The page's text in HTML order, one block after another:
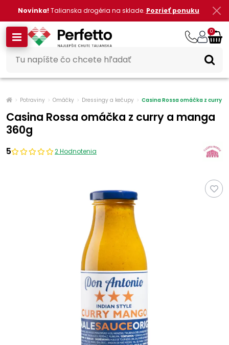
Novinka! Talianska drogéria na sklade. Pozrieť ponuku
0
Potraviny Omáčky Dressingy a kečupy Casina Rossa omáčka z curry a
Casina Rossa omáčka z curry a manga
360g
5 2 Hodnotenia